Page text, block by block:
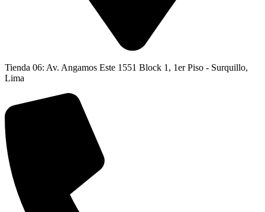
Tienda 06: Av. Angamos Este 1551 Block 1, 1er Piso - Surquillo,
Lima